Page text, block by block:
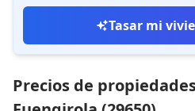
Tasar mi
Precios de